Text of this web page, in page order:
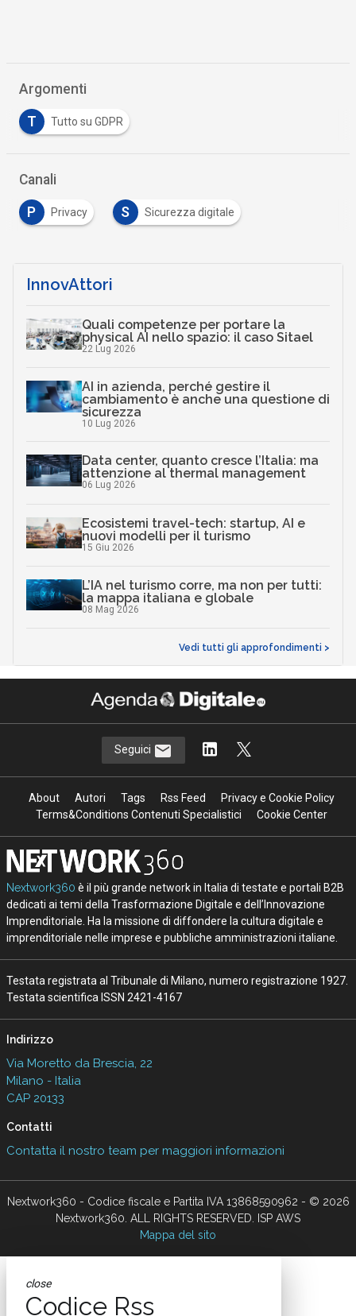
Argomenti
T Tutto su GDPR
Canali
P Privacy S Sicurezza digitale
InnovAttori
Quali competenze per portare la
physical AI nello spazio: il caso Sitael
22 Lug 2026
AI in azienda, perché gestire il
cambiamento è anche una questione di
sicurezza
10 Lug 2026
Data center, quanto cresce l’Italia: ma
attenzione al thermal management
06 Lug 2026
Ecosistemi travel-tech: startup, AI e
nuovi modelli per il turismo
15 Giu 2026
L’IA nel turismo corre, ma non per tutti:
la mappa italiana e globale
08 Mag 2026
Vedi tutti gli approfondimenti >
Seguici
About Autori Tags Rss Feed
Privacy e Cookie Policy
Terms&Conditions Contenuti Specialistici
Cookie Center
Nextwork360 è il più grande network in Italia di testate e portali B2B
dedicati ai temi della Trasformazione Digitale e dell’Innovazione
Imprenditoriale. Ha la missione di diffondere la cultura digitale e
imprenditoriale nelle imprese e pubbliche amministrazioni italiane.
Testata registrata al Tribunale di Milano, numero registrazione 1927.
Testata scientifica ISSN 2421-4167
Indirizzo
Via Moretto da Brescia, 22
Milano - Italia
CAP 20133
Contatti
Contatta il nostro team per maggiori informazioni
Nextwork360 - Codice fiscale e Partita IVA 13868590962 - © 2026
Nextwork360. ALL RIGHTS RESERVED. ISP AWS
Mappa del sito
close
Codice Rss